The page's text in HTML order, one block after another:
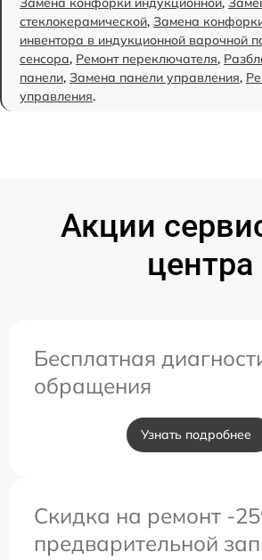
стеклокерамической, Замена
инвентора в индукционной варочной
сенсора, Ремонт переключателя,
панели, Замена панели управления,
управления.
Акции
центра
Бесплатная
обращения
Узнать подробнее
Скидка на ремонт -
предварительной